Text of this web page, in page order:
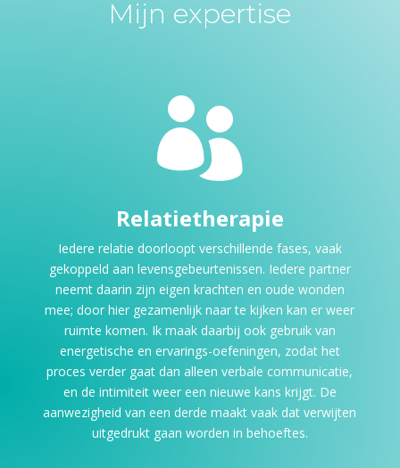
Mijn expertise

Relatietherapie
Iedere relatie doorloopt verschillende fases, vaak
gekoppeld aan levensgebeurtenissen. Iedere partner
neemt daarin zijn eigen krachten en oude wonden
mee; door hier gezamenlijk naar te kijken kan er weer
ruimte komen. Ik maak daarbij ook gebruik van
energetische en ervarings-oefeningen, zodat het
proces verder gaat dan alleen verbale communicatie,
en de intimiteit weer een nieuwe kans krijgt. De
aanwezigheid van een derde maakt vaak dat verwijten
uitgedrukt gaan worden in behoeftes.